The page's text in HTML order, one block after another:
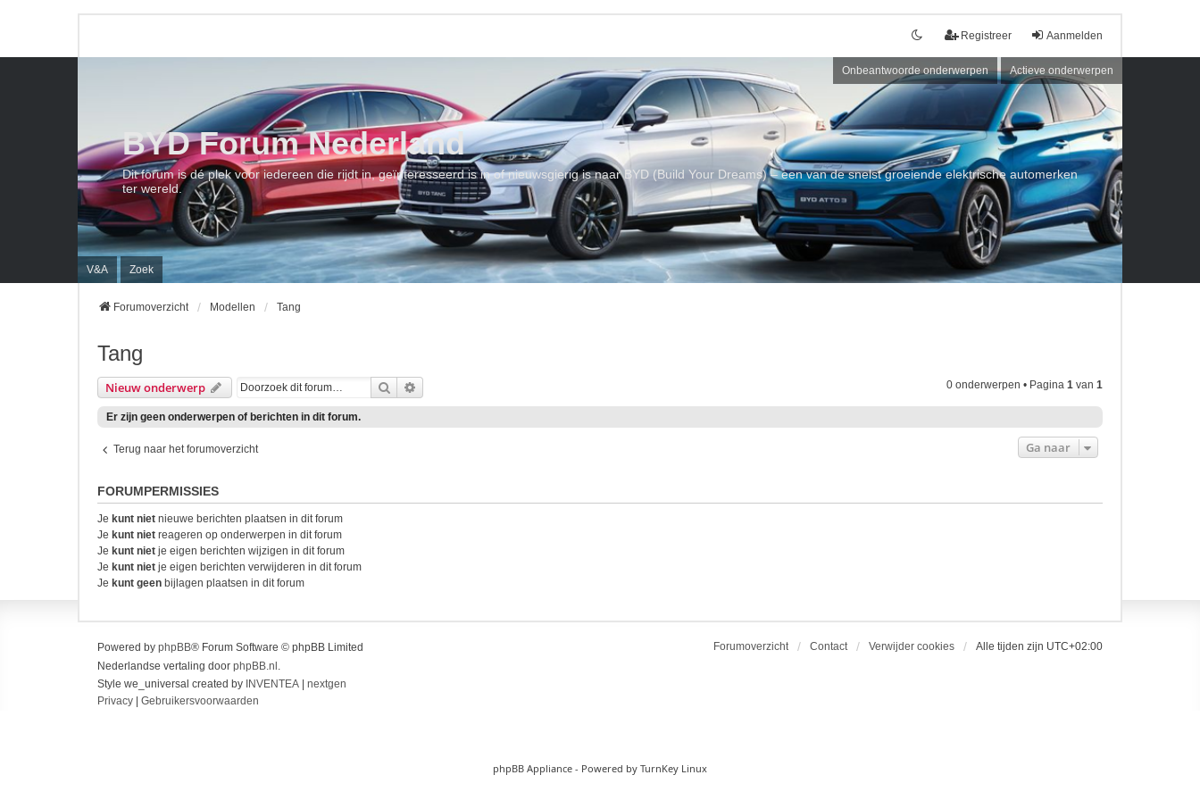
Aanmelden
Registreer
Onbeantwoorde onderwerpen Actieve onderwerpen
V&A Zoek
BYD Forum Nederland
Dit forum is dé plek voor iedereen die rijdt in, geïnteresseerd is in of nieuwsgierig is naar BYD (Build Your Dreams) – een van de snelst groeiende elektrische automerken
ter wereld.
Forumoverzicht Modellen Tang
Tang
Nieuw onderwerp Zoek 0 onderwerpen • Pagina 1 van 1
Er zijn geen onderwerpen of berichten in dit forum.
Terug naar het forumoverzicht Ga naar
FORUMPERMISSIES
Je kunt niet nieuwe berichten plaatsen in dit forum
Je kunt niet reageren op onderwerpen in dit forum
Je kunt niet je eigen berichten wijzigen in dit forum
Je kunt niet je eigen berichten verwijderen in dit forum
Je kunt geen bijlagen plaatsen in dit forum
Forumoverzicht Contact Verwijder cookies Alle tijden zijn UTC+02:00
Powered by phpBB® Forum Software © phpBB Limited
Nederlandse vertaling door phpBB.nl .
Style we_universal created by INVENTEA
nextgen
Privacy
Gebruikersvoorwaarden
phpBB Appliance - Powered by TurnKey Linux